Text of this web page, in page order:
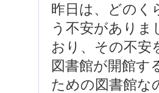
昨日は、どのく
う不安があり
おり、その不安
図書館が開館す
ための図書館な